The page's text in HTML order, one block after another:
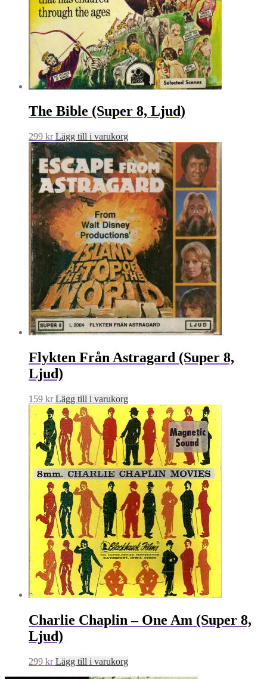
The Bible (Super 8, Ljud)
299 kr Lägg till i varukorg
Flykten Från Astragard (Super 8,
Ljud)
159 kr Lägg till i varukorg
Charlie Chaplin – One Am (Super 8,
Ljud)
299 kr Lägg till i varukorg